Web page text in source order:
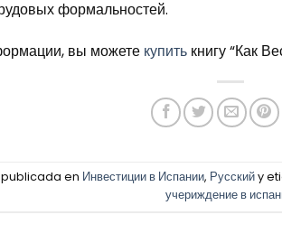
формальностей.
вы можете купить книгу “Как
en Инвестиции в Испании, Русскийy
учериждение в